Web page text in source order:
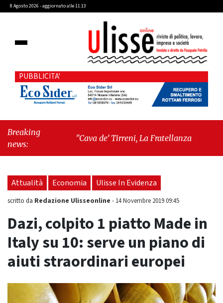
8 Agosto 2026 - aggiornato alle 11:13
PUBBLICITA'
Breaking
news:
"Cava de’ Tirreni, La Fratellanza sull'ultima
l’impero di cemento"
Attualità Economia Ulisse In Evidenza
scritto da Redazione Ulisseonline - 14 Novembre 2019 09:45
Dazi, colpito 1 piatto Made in
Italy su 10: serve un piano di
aiuti straordinari europei